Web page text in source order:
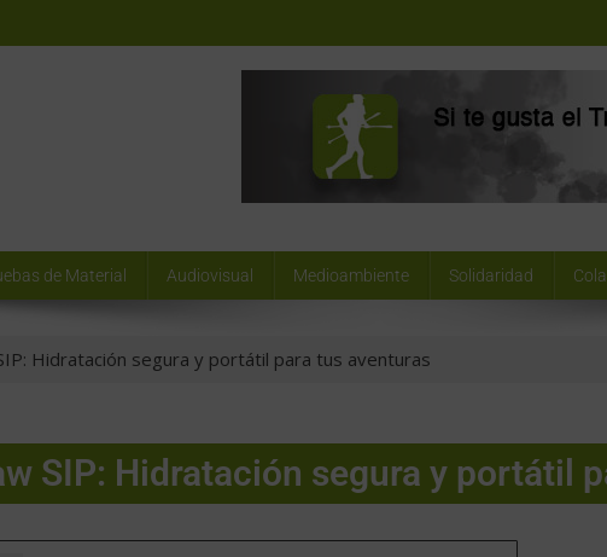
de Material Audiovisual Medioambiente Solidaridad
Hidratación segura y portátil para tus aventuras
SIP: Hidratación segura y portátil